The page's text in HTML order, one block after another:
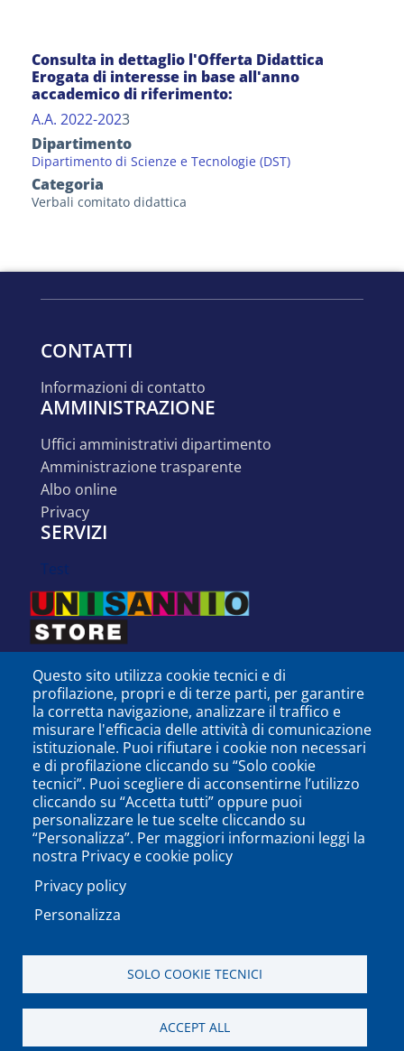
Consulta in dettaglio l'Offerta Didattica
Erogata di interesse in base all'anno
accademico di riferimento:
A.A. 2022-2023
Dipartimento
Dipartimento di Scienze e Tecnologie (DST)
Categoria
Verbali comitato didattica
CONTATTI
informazioni di contatto
AMMINISTRAZIONE
uffici amministrativi dipartimento
amministrazione trasparente
albo online
privacy
SERVIZI
test
SEGUICI SU
PODCAST
Questo sito utilizza cookie tecnici e di
profilazione, propri e di terze parti, per garantire
la corretta navigazione, analizzare il traffico e
misurare l'efficacia delle attività di comunicazione
istituzionale. Puoi rifiutare i cookie non necessari
e di profilazione cliccando su “Solo cookie
tecnici”. Puoi scegliere di acconsentirne l’utilizzo
cliccando su “Accetta tutti” oppure puoi
personalizzare le tue scelte cliccando su
“Personalizza”. Per maggiori informazioni leggi la
nostra Privacy e cookie policy
Privacy policy
Personalizza
SOLO COOKIE TECNICI
ACCEPT ALL
Università degli Studi del Sannio di Benevento - Piazza
Guerrazzi, 82100 Benevento, ITALY P.IVA: 01114010620